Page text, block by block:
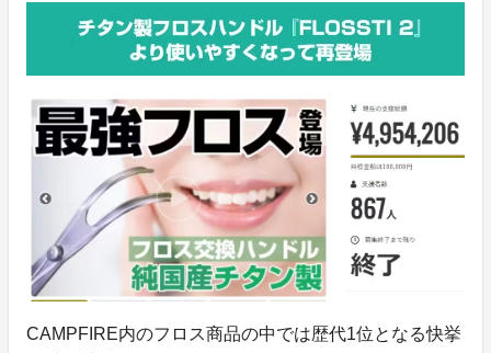
CAMPFIRE内のフロス商品の中では歴代1位となる快挙